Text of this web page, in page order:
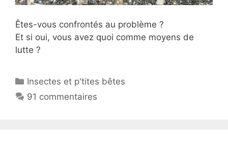
Êtes-vous confrontés au problème ?
Et si oui, vous avez quoi comme moyens de
lutte ?
Catégories
Insectes et p'tites bêtes
91 commentaires